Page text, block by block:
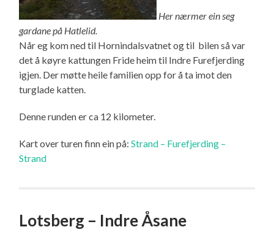
Her nærmer ein seg
gardane på Hatlelid.
Når eg kom ned til Hornindalsvatnet og til bilen så var
det å køyre kattungen Fride heim til Indre Furefjerding
igjen. Der møtte heile familien opp for å ta imot den
turglade katten.
Denne runden er ca 12 kilometer.
Kart over turen finn ein på: Strand – Furefjerding –
Strand
Lotsberg – Indre Åsane